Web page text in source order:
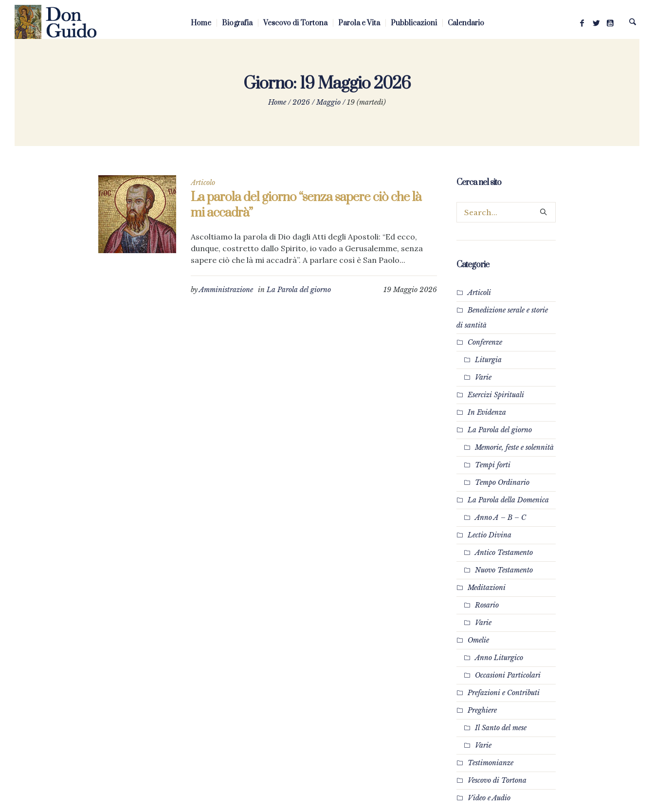
Home Biografia Vescovo di Tortona Parola e Vita Pubblicazioni Calendario
Giorno:19 Maggio 2026
Home /2026 /Maggio /19 (martedì)
Articolo
La parola del giorno “senza sapere ciò che là
mi accadrà”
Ascoltiamo la parola di Dio dagli Atti degli Apostoli: “Ed ecco,
dunque, costretto dallo Spirito, io vado a Gerusalemme, senza
sapere ciò che là mi accadrà”. A parlare così è San Paolo...
19 Maggio 2026
byAmministrazione inLa Parola del giorno
Cerca nel sito
Categorie
Articoli
Benedizione serale e storie
di santità
Conferenze
Liturgia
Varie
Esercizi Spirituali
In Evidenza
La Parola del giorno
Memorie, feste e solennità
Tempi forti
Tempo Ordinario
La Parola della Domenica
Anno A – B – C
Lectio Divina
Antico Testamento
Nuovo Testamento
Meditazioni
Rosario
Varie
Omelie
Anno Liturgico
Occasioni Particolari
Prefazioni e Contributi
Preghiere
Il Santo del mese
Varie
Testimonianze
Vescovo di Tortona
Video e Audio